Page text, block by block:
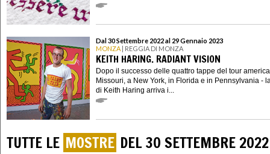
Dal 30 Settembre 2022 al 29 Gennaio 2023
MONZA | REGGIA DI MONZA
KEITH HARING. RADIANT VISION
Dopo il successo delle quattro tappe del tour
Missouri, a New York, in Florida e in Pennsylvania -
di Keith Haring arriva i...
TUTTE LE MOSTRE DEL 30 SETTEMBRE 2022